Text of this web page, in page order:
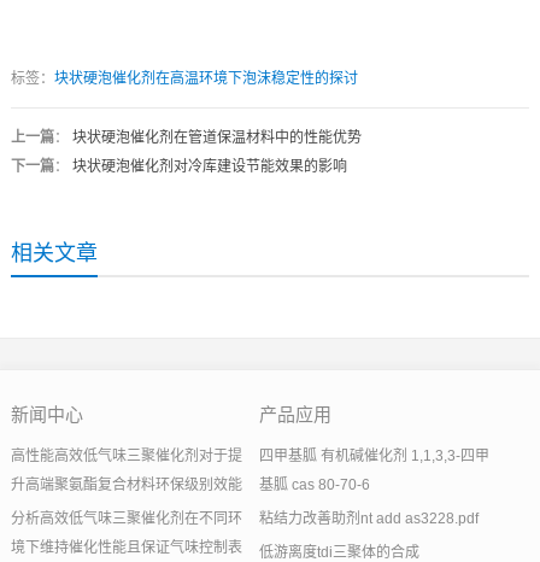
标签： 块状硬泡催化剂在高温环境下泡沫稳定性的探讨
上一篇： 块状硬泡催化剂在管道保温材料中的性能优势
下一篇： 块状硬泡催化剂对冷库建设节能效果的影响
相关文章
新闻中心
高性能高效低气味三聚催化剂对于提
升高端聚氨酯复合材料环保级别效能
分析高效低气味三聚催化剂在不同环
境下维持催化性能且保证气味控制表
产品应用
四甲基胍 有机碱催化剂 1,1,3,3-四甲
基胍 cas 80-70-6
粘结力改善助剂nt add as3228.pdf
低游离度tdi三聚体的合成